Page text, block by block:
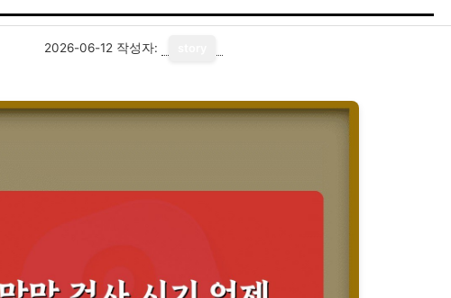
2026-06-12 작성자: